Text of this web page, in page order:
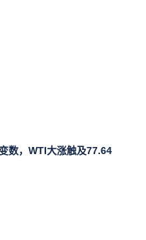
数，WTI大涨触及77.64